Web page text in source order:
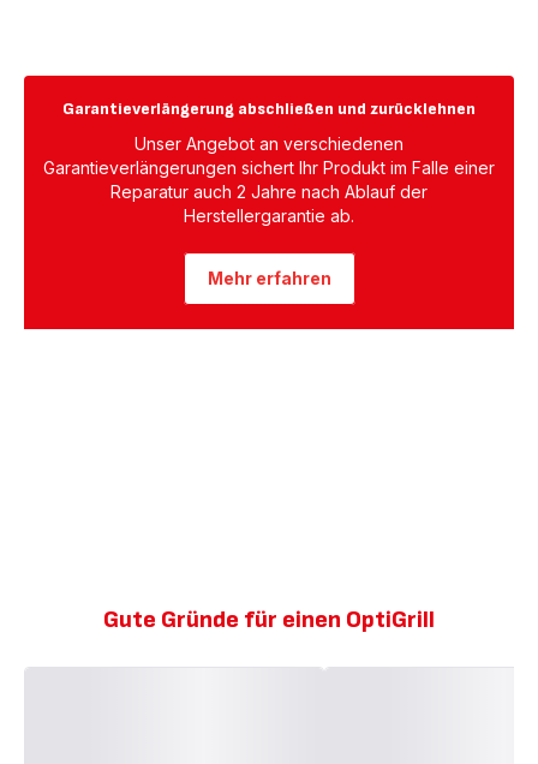
Garantieverlängerung abschließen und zurücklehnen
Unser Angebot an verschiedenen
Garantieverlängerungen sichert Ihr Produkt im Falle einer
Reparatur auch 2 Jahre nach Ablauf der
Herstellergarantie ab.
Mehr erfahren
Gute Gründe für einen OptiGrill